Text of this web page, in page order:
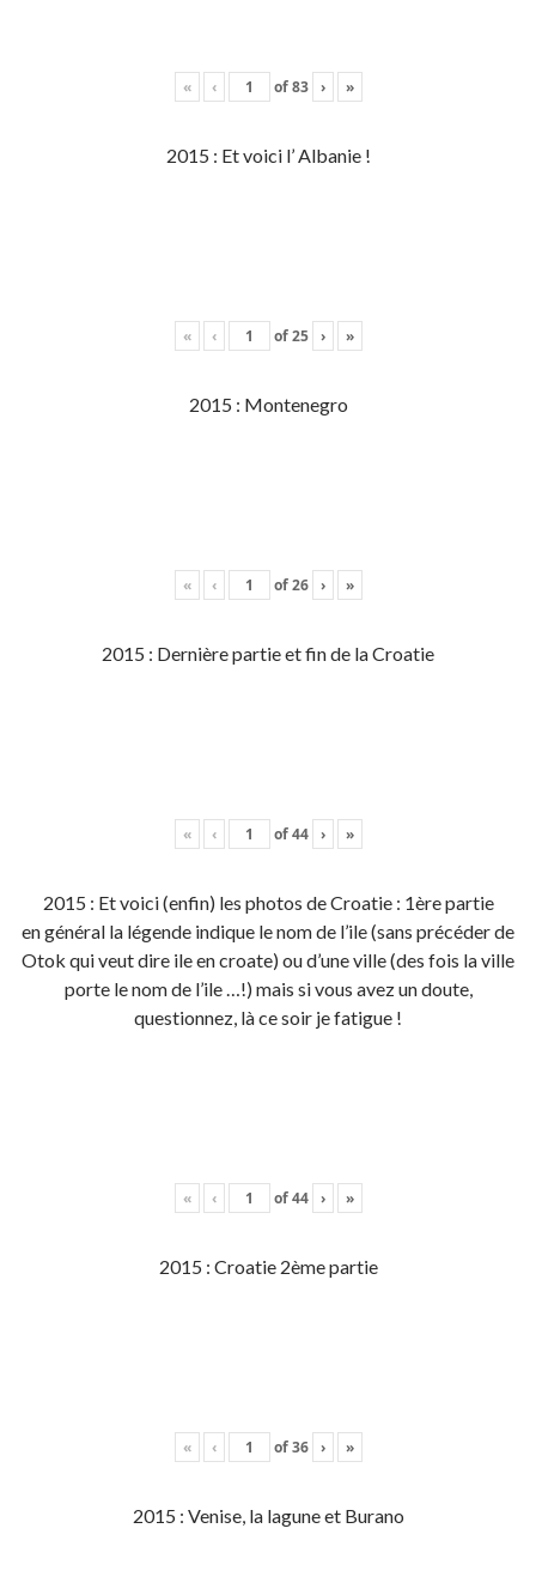
« ‹ of83 › »
2015 : Et voici l’ Albanie !
« ‹ of25 › »
2015 : Montenegro
« ‹ of26 › »
2015 : Dernière partie et fin de la Croatie
« ‹ of44 › »
2015 : Et voici (enfin) les photos de Croatie : 1ère partie
en général la légende indique le nom de l’ile (sans précéder de
Otok qui veut dire ile en croate) ou d’une ville (des fois la ville
porte le nom de l’ile …!) mais si vous avez un doute,
questionnez, là ce soir je fatigue !
« ‹ of44 › »
2015 : Croatie 2ème partie
« ‹ of36 › »
2015 : Venise, la lagune et Burano